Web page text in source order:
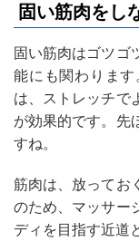
固い筋肉をし
固い筋肉はゴツゴ
能にも関わりま
は、ストレッチで
が効果的です。先
すね。
筋肉は、放ってお
のため、マッサー
ディを目指す近道